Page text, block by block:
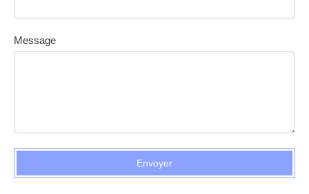
Message
Envoyer